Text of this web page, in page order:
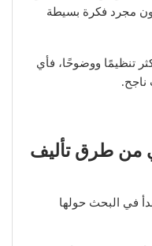
مجرد فكرة بسيطة
تنظيمًا ووضوحًا، فأي
ناجح.
من طرق تأليف
في البحث حولها